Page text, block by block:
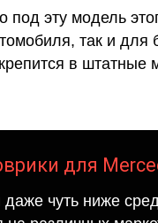
эту модель
так и для
в штатные
для
чуть ниже